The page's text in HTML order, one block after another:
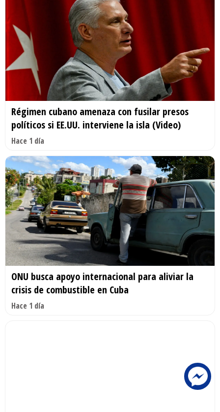
Régimen cubano amenaza con fusilar presos
políticos si EE.UU. interviene la isla (Video)
Hace 1 día
ONU busca apoyo internacional para aliviar la
crisis de combustible en Cuba
Hace 1 día